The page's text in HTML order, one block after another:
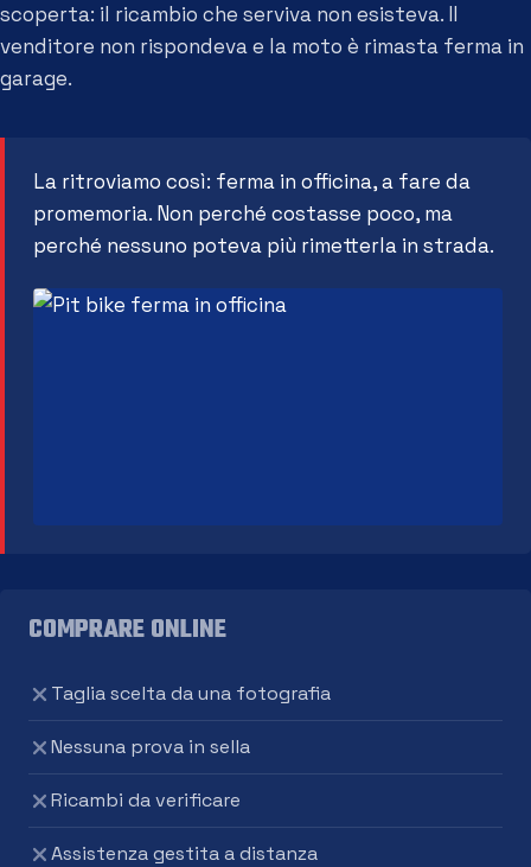
scoperta: il ricambio che serviva non esisteva. Il
venditore non rispondeva e la moto è rimasta ferma in
garage.
La ritroviamo così: ferma in officina, a fare da
promemoria. Non perché costasse poco, ma
perché nessuno poteva più rimetterla in strada.
COMPRARE ONLINE
Taglia scelta da una fotografia
Nessuna prova in sella
Ricambi da verificare
Assistenza gestita a distanza